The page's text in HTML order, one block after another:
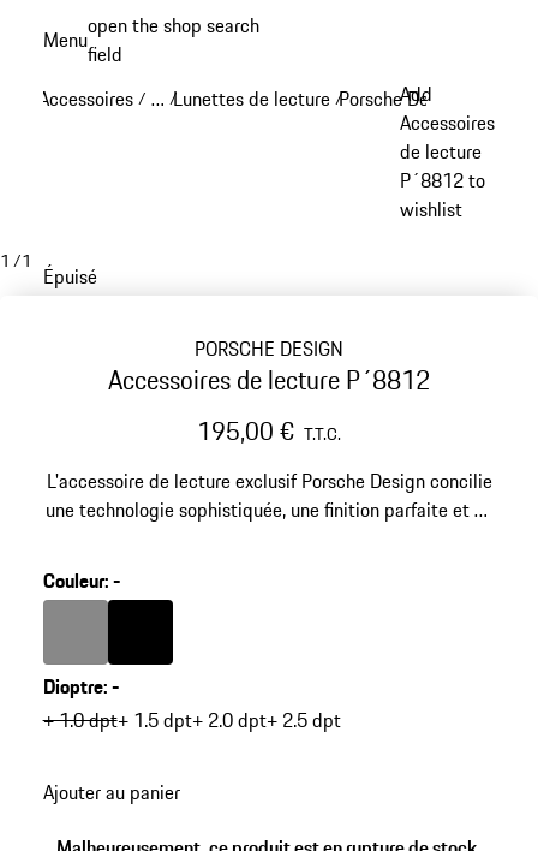
principal
Menuopen the shop search
field
Accessoires / …
Reveal collapsed breadcrumb items
/Lunettes de lecture /Porsche Design
Add
Accessoires
de lecture
P´8812 to
wishlist
1 /1
Épuisé
PORSCHE DESIGN
Accessoires de lecture P´8812
195,00 € T.T.C.
L'accessoire de lecture exclusif Porsche Design concilie
une technologie sophistiquée, une finition parfaite et un
très haute qualité garantissent un confort de lecture
exceptionnel, sans reflets gênants. Référence: P´8812
Couleur:-
Gris Foncé
Couleur Noir
Dioptre:-
+ 1.0 dpt+ 1.5 dpt+ 2.0 dpt+ 2.5 dpt
Ajouter au panier